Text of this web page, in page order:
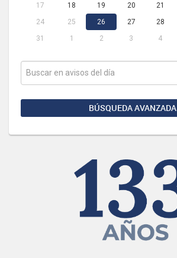
17 18 19 20 21
24
25 26 27 28
31
1 2 3 4
BÚSQUEDA AVANZADA